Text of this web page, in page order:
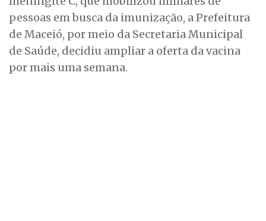
pessoas em busca da imunização, a Prefeitura
de Maceió, por meio da Secretaria Municipal
de Saúde, decidiu ampliar a oferta da vacina
por mais uma semana.